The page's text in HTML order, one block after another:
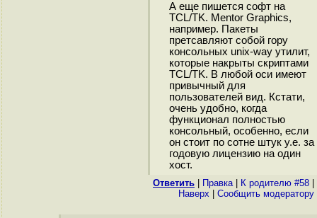
А еще пишется софт на
TCL/TK. Mentor Graphics,
например. Пакеты
претсавляют собой гору
консольных unix-way утилит,
которые накрыты скриптами
TCL/TK. В любой оси имеют
привычный для
пользователей вид. Кстати,
очень удобно, когда
функционал полностью
консольный, особенно, если
он стоит по сотне штук у.е. за
годовую лицензию на один
хост.
Ответить Правка| К родителю #58
Наверх
Cообщить модератору